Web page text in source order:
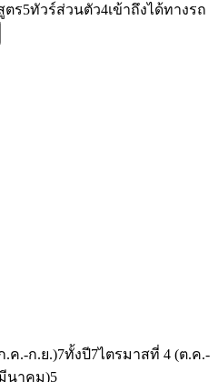
ตร5ทัวร์ส่วนตัว4เข้าถึงได้ทางรถ
.ค.-ก.ย.)7ทั้งปี7ไตรมาสที่ 4 (ต.ค.-
นาคม)5